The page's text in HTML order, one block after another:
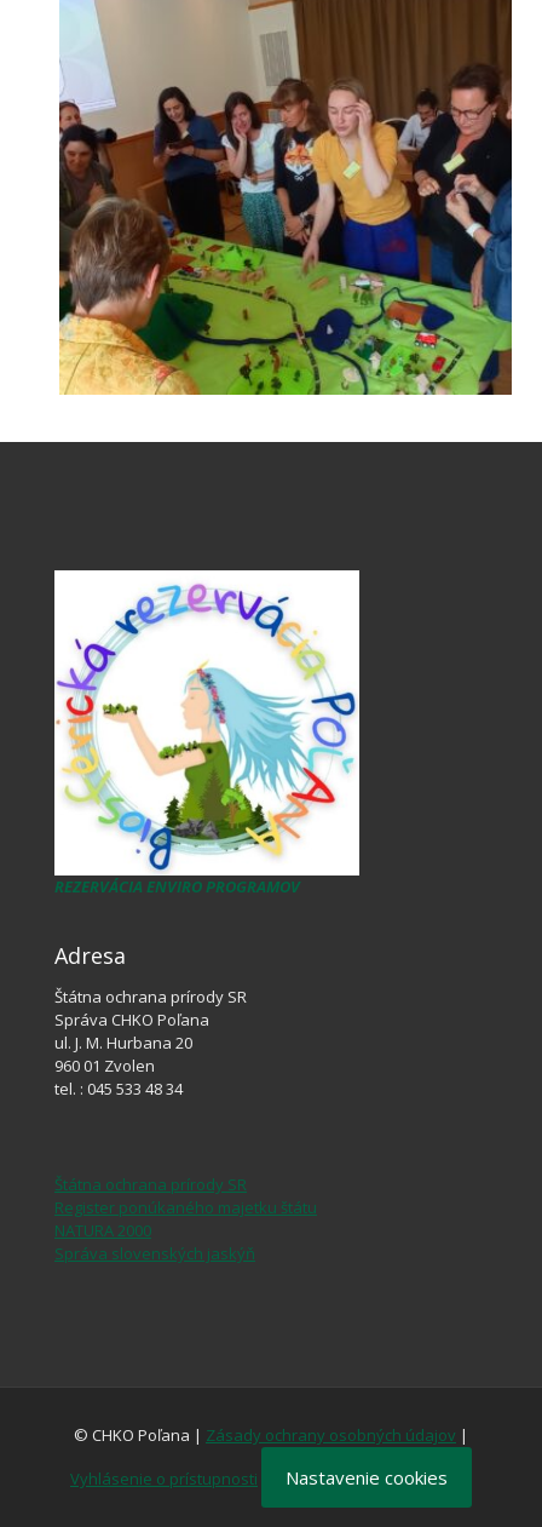
REZERVÁCIA ENVIRO PROGRAMOV
Adresa
Štátna ochrana prírody SR
Správa CHKO Poľana
ul. J. M. Hurbana 20
960 01 Zvolen
tel. : 045 533 48 34
Štátna ochrana prírody SR
Register ponúkaného majetku štátu
NATURA 2000
Správa slovenských jaskýň
© CHKO Poľana | Zásady ochrany osobných údajov |
Vyhlásenie o prístupnosti
Nastavenie cookies